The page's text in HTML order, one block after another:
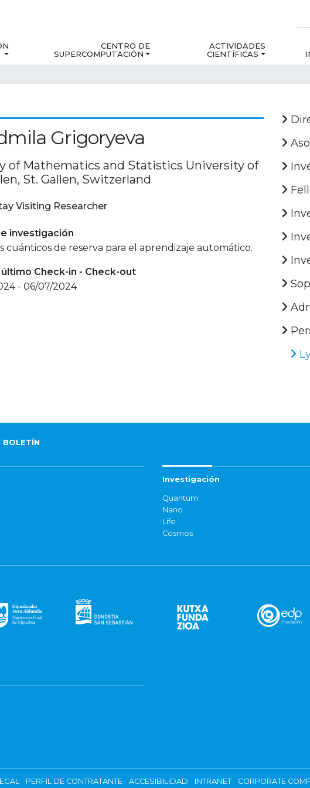
CENTRO DE
SUPERCOMPUTACIÓN
ACTIVIDADES
CIENTÍFICAS
Grigoryeva
of Mathematics and Statistics University of
St. Gallen, Switzerland
Visiting Researcher
investigación
cuánticos de reserva para el aprendizaje automático.
último Check-in - Check-out
- 06/07/2024
BOLETÍN
Investigación
Quantum
Nano
Life
Cosmos
PERFIL DE CONTRATANTE ACCESIBILIDAD INTRANET CORPORATE